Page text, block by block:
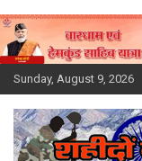
Skip
to
content
Sunday, August 9, 2026